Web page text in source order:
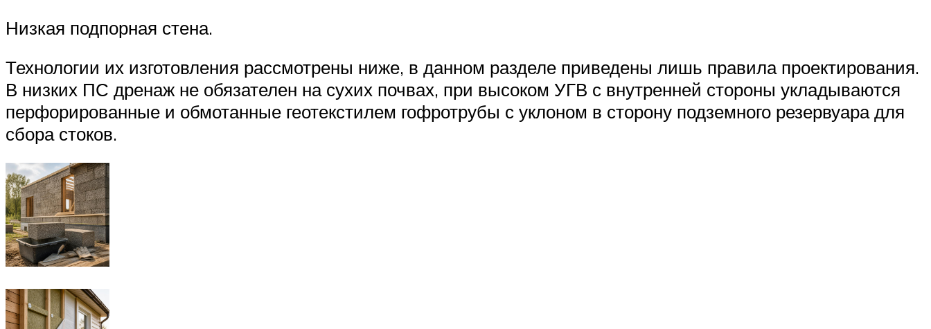
Низкая подпорная стена.
Технологии их изготовления рассмотрены ниже, в данном разделе приведены лишь правила проектирования.
В низких ПС дренаж не обязателен на сухих почвах, при высоком УГВ с внутренней стороны укладываются
перфорированные и обмотанные геотекстилем гофротрубы с уклоном в сторону подземного резервуара для
сбора стоков.